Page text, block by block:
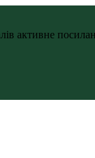
активне